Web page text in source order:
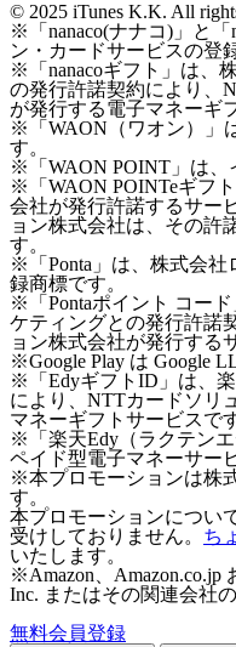
© 2025 iTunes K.K. All
※「nanaco(ナナコ)」と
ン・カードサービスの登
※「nanacoギフト」は、
の発行許諾契約により、
が発行する電子マネーギ
※「WAON（ワオン）」
す。
※「WAON POINT」は、
※「WAON POINTeギフ
会社が発行許諾するサー
ョン株式会社は、その許
す。
※「Ponta」は、株式会社
録商標です。
※「Pontaポイント コー
ケティングとの発行許諾
ョン株式会社が発行する
※Google Play は Google
※「EdyギフトID」は、
により、NTTカードソリ
マネーギフトサービスで
※「楽天Edy（ラクテン
ペイド型電子マネーサー
※本プロモーションは株
す。
本プロモーションについ
受けしておりません。 ち
いたします。
※Amazon、Amazon.co.jp
Inc. またはその関連会社の
無料会員登録